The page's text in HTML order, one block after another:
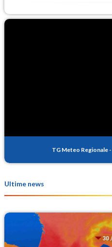
TG Meteo Regionale -
Ultime news